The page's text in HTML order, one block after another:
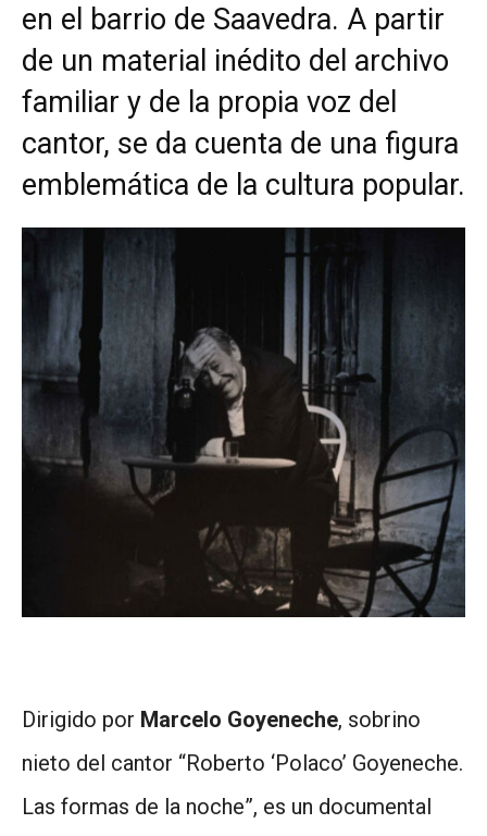
en el barrio de Saavedra. A partir
de un material inédito del archivo
familiar y de la propia voz del
cantor, se da cuenta de una figura
emblemática de la cultura popular.
Dirigido por Marcelo Goyeneche, sobrino
nieto del cantor “Roberto ‘Polaco’ Goyeneche.
Las formas de la noche”, es un documental